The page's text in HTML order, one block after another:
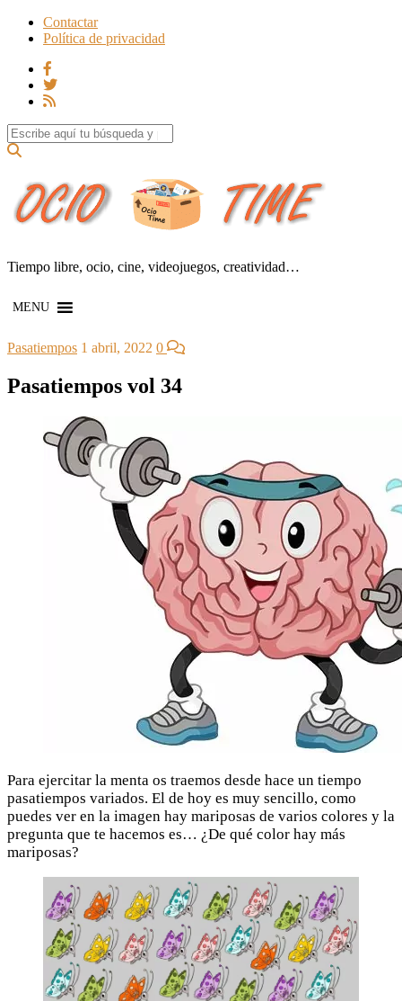
Contactar
Política de privacidad
Search for:
Tiempo libre, ocio, cine, videojuegos, creatividad…
MENU
Pasatiempos 1 abril, 2022 0
Pasatiempos vol 34
Para ejercitar la menta os traemos desde hace un tiempo
pasatiempos variados. El de hoy es muy sencillo, como
puedes ver en la imagen hay mariposas de varios colores y la
pregunta que te hacemos es… ¿De qué color hay más
mariposas?